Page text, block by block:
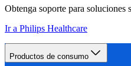
Obtenga soporte para soluciones
Ir a Philips Healthcare
Productos de consumo